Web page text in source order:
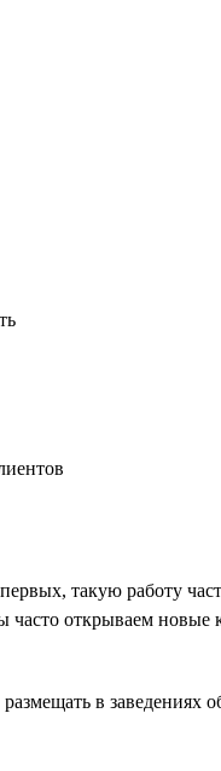
такую работу
часто открываем
в заведениях